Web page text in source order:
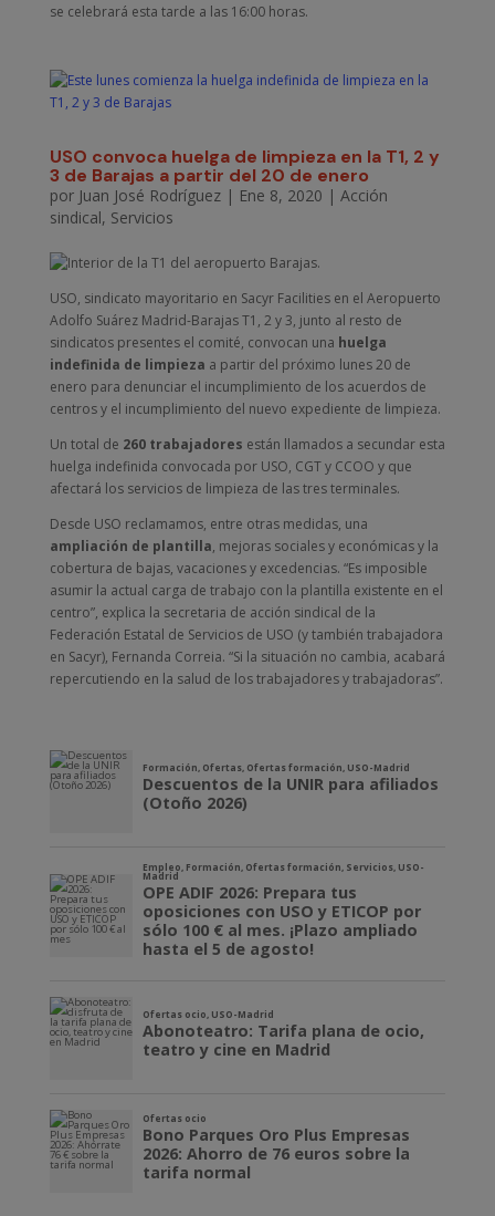
se celebrará esta tarde a las 16:00 horas.
USO convoca huelga de limpieza en la T1, 2 y
3 de Barajas a partir del 20 de enero
por Juan José Rodríguez| Ene 8, 2020 | Acción
sindical, Servicios
USO, sindicato mayoritario en Sacyr Facilities en el Aeropuerto
Adolfo Suárez Madrid-Barajas T1, 2 y 3, junto al resto de
sindicatos presentes el comité, convocan una huelga
indefinida de limpieza a partir del próximo lunes 20 de
enero para denunciar el incumplimiento de los acuerdos de
centros y el incumplimiento del nuevo expediente de limpieza.
Un total de 260 trabajadores están llamados a secundar esta
huelga indefinida convocada por USO, CGT y CCOO y que
afectará los servicios de limpieza de las tres terminales.
Desde USO reclamamos, entre otras medidas, una
ampliación de plantilla, mejoras sociales y económicas y la
cobertura de bajas, vacaciones y excedencias. “Es imposible
asumir la actual carga de trabajo con la plantilla existente en el
centro”, explica la secretaria de acción sindical de la
Federación Estatal de Servicios de USO (y también trabajadora
en Sacyr), Fernanda Correia. “Si la situación no cambia, acabará
repercutiendo en la salud de los trabajadores y trabajadoras”.